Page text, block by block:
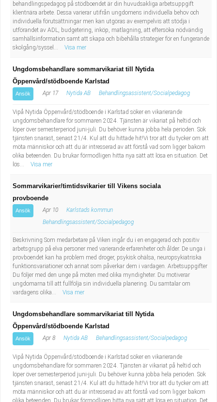
behandlingspedagog på stödboendet är din huvudsakliga arbetsuppgift
klientnära arbete. Dessa varierar utifrån ungdomens individuella behov och
individuella förutsättningar men kan utgöras av exempelvis att stödja i
utförandet av ADL, budgetering, inköp, matlagning, att eftersöka nödvändig
samhällsinformation samt att skapa och bibehålla strategier för en fungerande
skolgång/syssel...
Visa mer
Ungdomsbehandlare sommarvikariat till Nytida
Öppenvård/stödboende Karlstad
Ansök Apr 17 Nytida AB Behandlingsassistent/Socialpedagog
Vipå Nytida Öppenvård/stödboende i Karlstad söker en vikarierande
ungdomsbehandlare för sommaren 2024. Tjänsten är vikariat på heltid och
löper över semesterperiod juni-juli. Du behöver kunna jobba hela perioden. Sök
tjänsten snarast, senast 21/4. Kul att du hittade hit!Vi tror att du tycker om att
möta människor och att du är intresserad av att förstå vad som ligger bakom
olika beteenden. Du brukar förmodligen hitta nya sätt att lösa en situation. Det
lös...
Visa mer
Sommarvikarier/timtidsvikarier till Vikens sociala
provboende
Ansök Apr 10
Karlstads kommun
Behandlingsassistent/Socialpedagog
Beskrivning Som medarbetare på Viken ingår du i en engagerad och positiv
arbetsgrupp på elva personer med varierande erfarenheter och ålder. De unga i
provboendet kan ha problem med droger, psykisk ohälsa, neuropsykiatriska
funktionsvariationer och annat som påverkar dem i vardagen. Arbetsuppgifter
Du följer med den unge på möten med olika myndigheter. Du motiverar
ungdomarna till att fullfölja sin individuella planering. Du samtalar om
vardagens olika...
Visa mer
Ungdomsbehandlare sommarvikariat till Nytida
Öppenvård/stödboende Karlstad
Ansök Apr 8 Nytida AB Behandlingsassistent/Socialpedagog
Vipå Nytida Öppenvård/stödboende i Karlstad söker en vikarierande
ungdomsbehandlare för sommaren 2024. Tjänsten är vikariat på heltid och
löper över semesterperiod juni-juli. Du behöver kunna jobba hela perioden. Sök
tjänsten snarast, senast 21/4. Kul att du hittade hit!Vi tror att du tycker om att
möta människor och att du är intresserad av att förstå vad som ligger bakom
olika beteenden. Du brukar förmodligen hitta nya sätt att lösa en situation. Det